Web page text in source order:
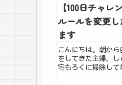
【100日チャレ
ルールを変更
ます
こんにちは。朝か
をしてきた主婦、し
宅もろくに掃除して
会館の掃除してる場